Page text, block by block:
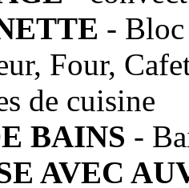
- Bloc
Four,
de cuisine
BAINS -
AVEC